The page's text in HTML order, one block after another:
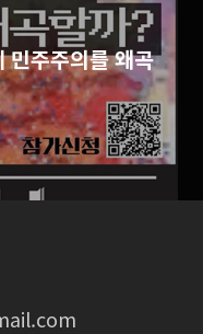
민주주의를 왜곡